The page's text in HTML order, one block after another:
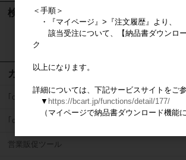
検索
カテゴリ
｢casaの家」営業ツール
｢casaの家」現場ツール
営業販促ツール
＜手順＞
・『マイページ』>『注文履歴』より、
該当受注について、【納品書ダウンロー
ク
以上になります。
詳細については、下記サービスサイトをご
▼ https://bcart.jp/functions/detail/177/
（マイページで納品書ダウンロード機能に